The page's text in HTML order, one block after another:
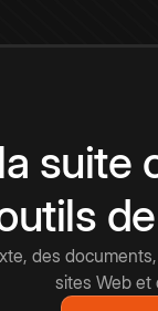
suite
des
sites Web et